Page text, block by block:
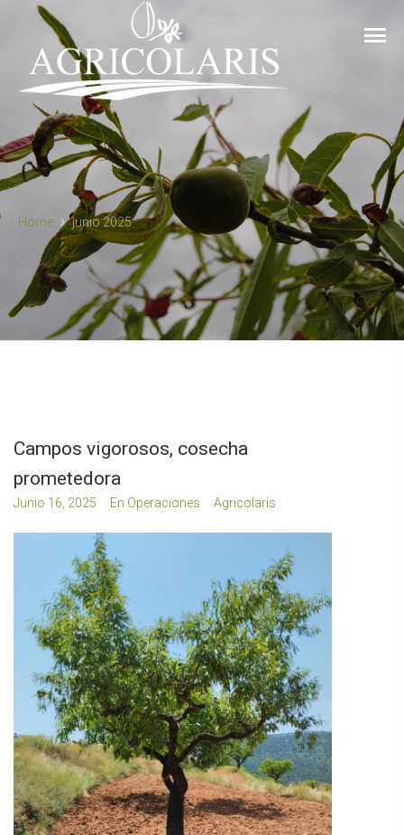
Home junio 2025
Campos vigorosos, cosecha
prometedora
Junio 16, 2025 En Operaciones Agricolaris